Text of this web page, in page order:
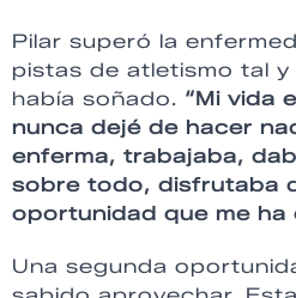
Pilar superó la
pistas de atletismo tal y
había soñado. “Mi vida
nunca dejé de hacer
enferma, trabajaba,
sobre todo, disfrutaba
oportunidad que me ha
Una segunda